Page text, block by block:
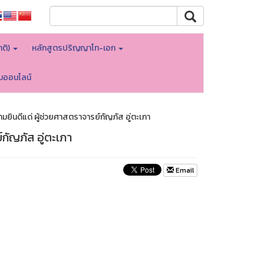
ติ) หลักสูตรปริญญาโท-เอก
ออนไลน์
ยินดีแด่ ผู้ช่วยศาสตราจารย์กัญภัส อู่ตะเภา
ญภัส อู่ตะเภา
Email